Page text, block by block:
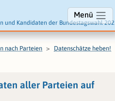
und Kandidaten der Bundestagswahl
Menü
nach Parteien Datenschätze heben!
aller Parteien auf